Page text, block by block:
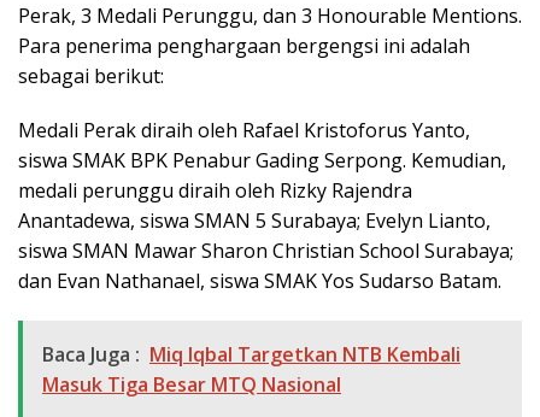
Perak, 3 Medali Perunggu, dan 3 Honourable Mentions.
Para penerima penghargaan bergengsi ini adalah
sebagai berikut:
Medali Perak diraih oleh Rafael Kristoforus Yanto,
siswa SMAK BPK Penabur Gading Serpong. Kemudian,
medali perunggu diraih oleh Rizky Rajendra
Anantadewa, siswa SMAN 5 Surabaya; Evelyn Lianto,
siswa SMAN Mawar Sharon Christian School Surabaya;
dan Evan Nathanael, siswa SMAK Yos Sudarso Batam.
Baca Juga : Miq Iqbal Targetkan NTB Kembali
Masuk Tiga Besar MTQ Nasional